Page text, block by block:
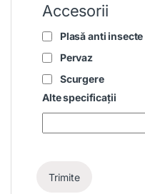
Accesorii
Plasă anti insecte
Pervaz
Scurgere
Alte specificații
Trimite